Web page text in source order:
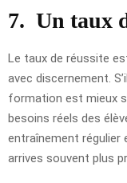
7. Un taux
Le taux de réussite
avec discernement.
formation est mieux
besoins réels des
entraînement régulier
arrives souvent plus